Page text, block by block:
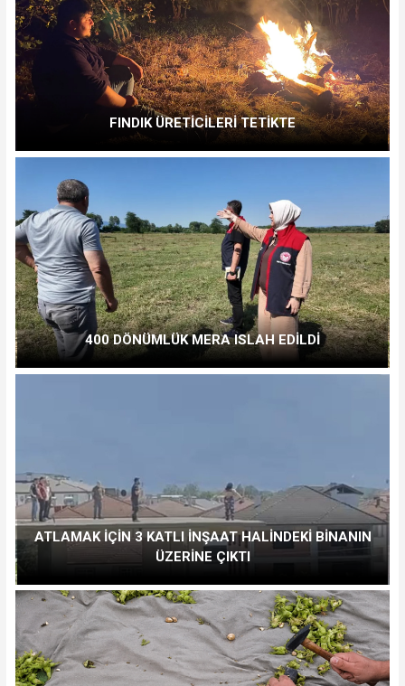
FINDIK ÜRETİCİLERİ TETİKTE
400 DÖNÜMLÜK MERA ISLAH EDİLDİ
ATLAMAK İÇİN 3 KATLI İNŞAAT HALİNDEKİ BİNANIN
ÜZERİNE ÇIKTI